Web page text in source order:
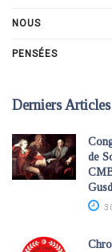
NOUS
PENSÉES
Derniers Articles
de